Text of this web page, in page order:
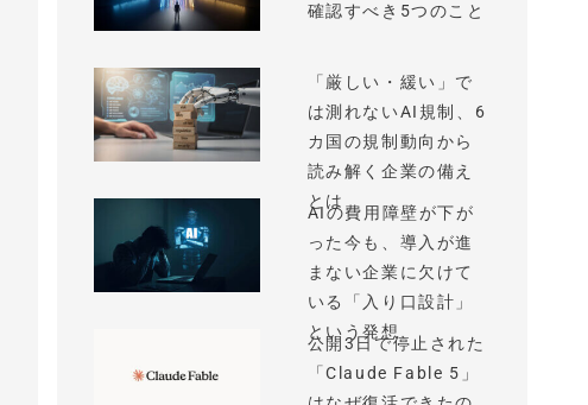
確認すべき5つのこと
「厳しい・緩い」で
は測れないAI規制、6
カ国の規制動向から
読み解く企業の備え
とは
AIの費用障壁が下が
った今も、導入が進
まない企業に欠けて
いる「入り口設計」
という発想
公開3日で停止された
「Claude Fable 5」